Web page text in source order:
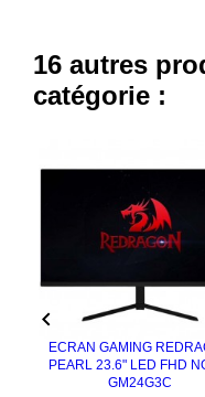
16 autres
catégorie :
ECRAN GAMING
PEARL 23.6" LED FHD
GM24G3C
